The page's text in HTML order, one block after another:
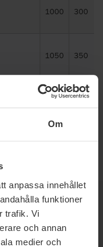
Om
anpassa innehållet
funktioner
trafik. Vi
och annan
medier och
1000 300
1050 350
1100 350